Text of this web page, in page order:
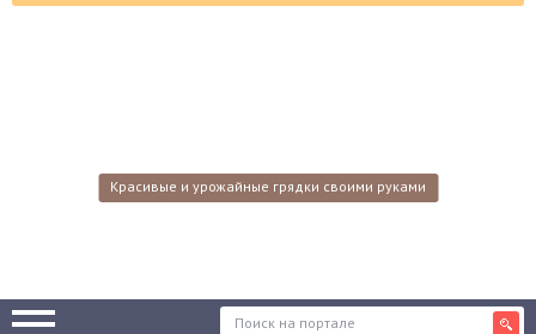
Красивые и урожайные грядки своими руками